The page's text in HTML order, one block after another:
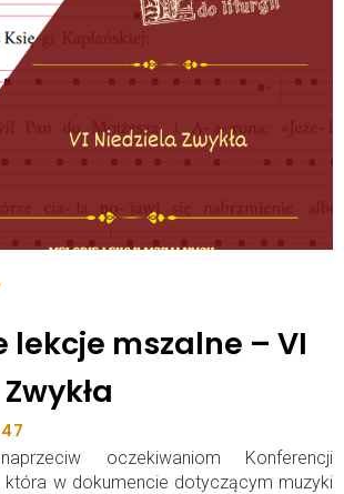
lekcje mszalne – VI
oczekiwaniom Konferencji
która w dokumencie dotyczącym muzyki